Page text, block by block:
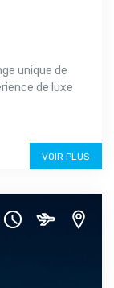
unique de
de luxe
VOIR PLUS